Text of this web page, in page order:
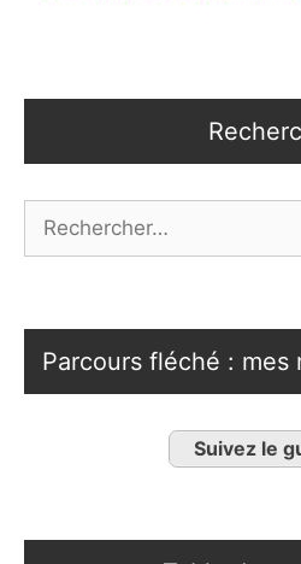
Parcours fléché : mes
Suivez le